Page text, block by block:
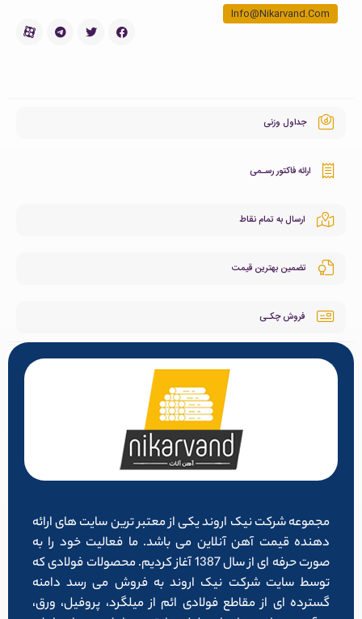
Info@Nikarvand.Com
جداول وزنی
ارائه فاکتور رسـمی
ارسال به تمام نقاط
تضمین بهترین قیمت
فروش چکـی
مجموعه شرکت نیک اروند یکی از معتبر ترین سایت های ارائه
دهنده قیمت آهن آنلاین می باشد. ما فعالیت خود را به
صورت حرفه ای از سال 1387 آغاز کردیم. محصولات فولادی که
توسط سایت شرکت نیک اروند به فروش می رسد دامنه
گسترده ای از مقاطع فولادی ائم از میلگرد، پروفیل، ورق،